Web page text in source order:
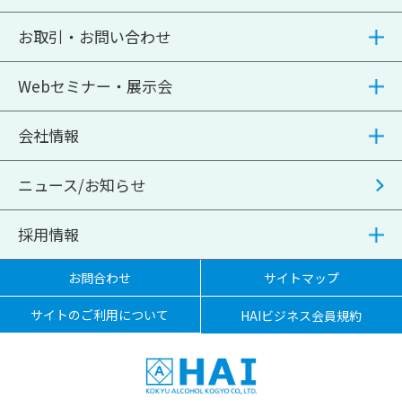
お取引・お問い合わせ
Webセミナー・展示会
会社情報
ニュース/お知らせ
採用情報
お問合わせ サイトマップ
サイトのご利用について HAIビジネス会員規約